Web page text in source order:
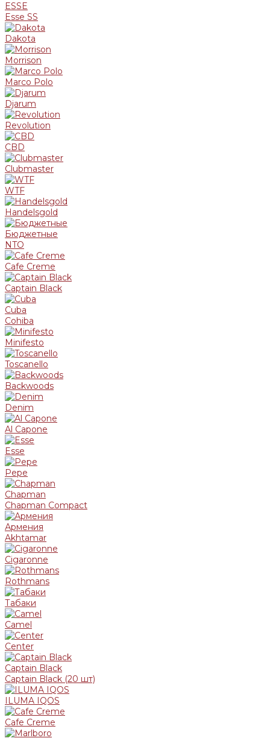
ESSE
Esse SS
Dakota
Morrison
Marco Polo
Djarum
Revolution
CBD
Clubmaster
WTF
Handelsgold
Бюджетные
NTO
Cafe Creme
Captain Black
Cuba
Cohiba
Minifesto
Toscanello
Backwoods
Denim
Al Capone
Esse
Pepe
Chapman
Chapman Compact
Армения
Akhtamar
Cigaronne
Rothmans
Табаки
Camel
Center
Captain Black
Captain Black (20 шт)
ILUMA IQOS
Cafe Creme